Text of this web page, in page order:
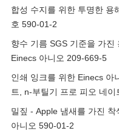
합성 수지를 위한 투명한 용
호 590-01-2
향수 기름 SGS 기준을 가
Einecs 아니오 209-669-5
인쇄 잉크를 위한 Einecs 아
트, n-부틸기 프로 피오 네이
밀짚 - Apple 냄새를 가진
아니오 590-01-2